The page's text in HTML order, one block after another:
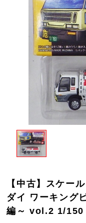
【中古】スケー
ダイ ワーキング
編～ vol.2 1/150